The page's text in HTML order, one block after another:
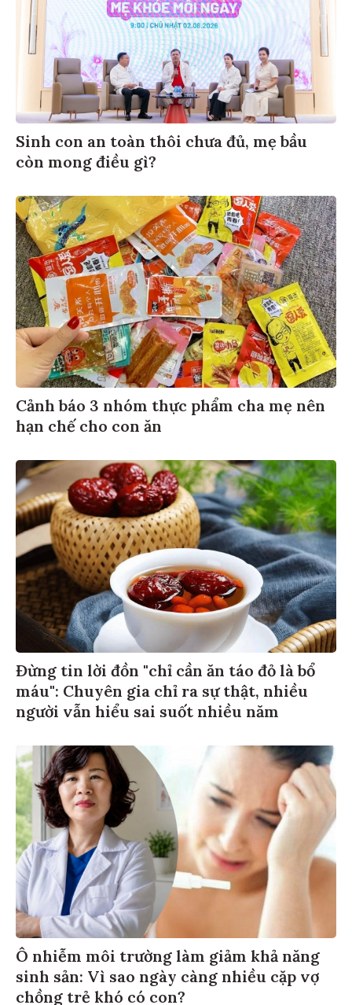
Sinh con an toàn thôi chưa đủ, mẹ bầu
còn mong điều gì?
Cảnh báo 3 nhóm thực phẩm cha mẹ nên
hạn chế cho con ăn
Đừng tin lời đồn "chỉ cần ăn táo đỏ là bổ
máu": Chuyên gia chỉ ra sự thật, nhiều
người vẫn hiểu sai suốt nhiều năm
Ô nhiễm môi trường làm giảm khả năng
sinh sản: Vì sao ngày càng nhiều cặp vợ
chồng trẻ khó có con?